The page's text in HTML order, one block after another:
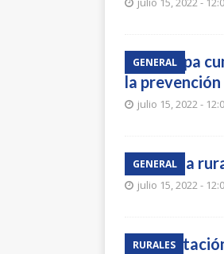
GENERAL
Comepa
la
julio 15, 2022 -
GENERAL
Escuela
julio 15, 2022 -
RURALES